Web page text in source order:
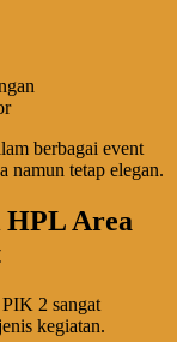
berbagai event
namun tetap elegan.
HPL Area
2 sangat
kegiatan.